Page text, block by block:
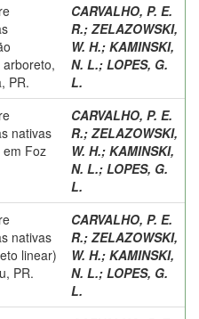
PR.
CARVALHO, P. E.
R.; ZELAZOWSKI,
W. H.; KAMINSKI,
N. L.; LOPES, G.
L.
nativas
em Foz
CARVALHO, P. E.
R.; ZELAZOWSKI,
W. H.; KAMINSKI,
N. L.; LOPES, G.
L.
nativas
linear)
PR.
CARVALHO, P. E.
R.; ZELAZOWSKI,
W. H.; KAMINSKI,
N. L.; LOPES, G.
L.